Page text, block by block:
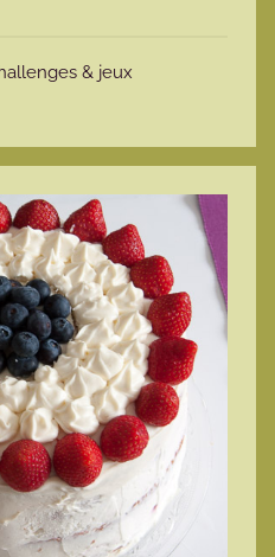
& jeux